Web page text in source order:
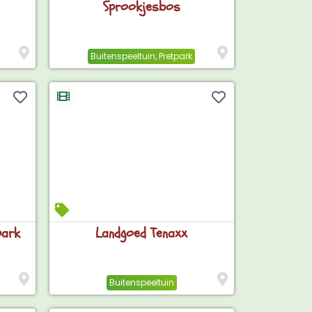
Sprookjesbos
Buitenspeeltuin,Pretpark
Landgoed Tenaxx
Buitenspeeltuin